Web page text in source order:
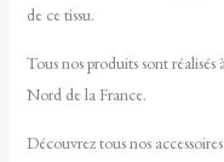
de ce tissu.
Tous nos produits sont
Nord de la France.
Découvrez tous nos